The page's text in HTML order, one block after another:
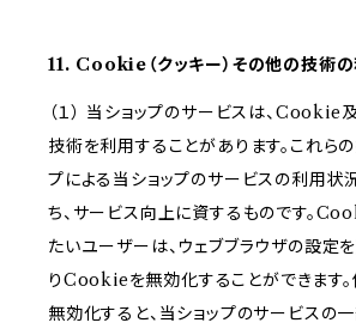
11. Cookie（クッキー）その他の技術
（１） 当ショップのサービスは、Cookie
技術を利用することがあります。これら
プによる当ショップのサービスの利用状
ち、サービス向上に資するものです。
たいユーザーは、ウェブブラウザの設定
りCookieを無効化することができます
無効化すると、当ショップのサービスの